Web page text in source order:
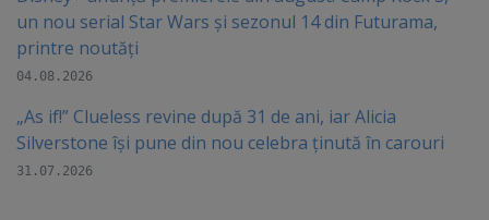
un nou serial Star Wars și sezonul 14 din Futurama,
printre noutăți
04.08.2026
„As if!” Clueless revine după 31 de ani, iar Alicia
Silverstone își pune din nou celebra ținută în carouri
31.07.2026